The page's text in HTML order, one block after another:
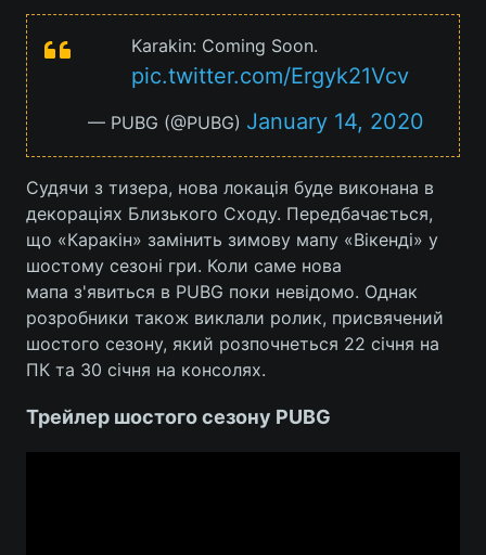
Karakin: Coming Soon.
pic.twitter.com/Ergyk21Vcv
— PUBG (@PUBG) January 14, 2020
Судячи з тизера, нова локація буде виконана в
декораціях Близького Сходу. Передбачається,
що «Каракін» замінить зимову мапу «Вікенді» у
шостому сезоні гри. Коли саме нова
мапа з'явиться в PUBG поки невідомо. Однак
розробники також виклали ролик, присвячений
шостого сезону, який розпочнеться 22 січня на
ПК та 30 січня на консолях.
Трейлер шостого сезону PUBG